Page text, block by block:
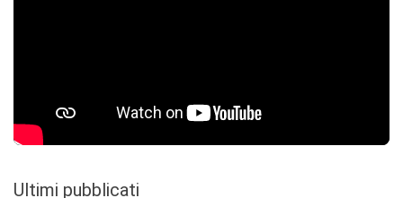
Ultimi pubblicati